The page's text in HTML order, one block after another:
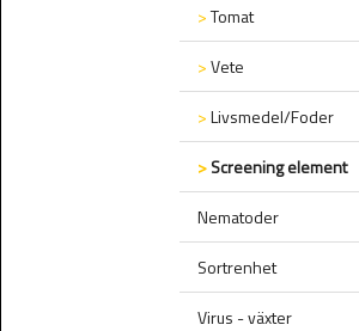
>Tomat
>Vete
>Livsmedel/Foder
>Screening element
Nematoder
Sortrenhet
Virus - växter